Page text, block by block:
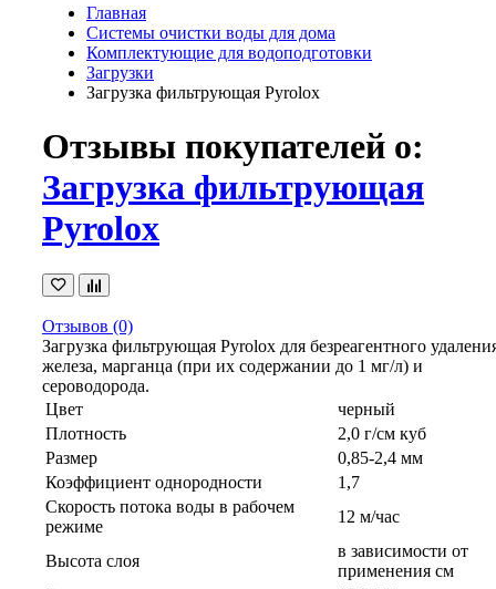
Главная
Системы очистки воды для дома
Комплектующие для водоподготовки
Загрузки
Загрузка фильтрующая Pyrolox
Отзывы покупателей о:
Загрузка фильтрующая
Pyrolox
Отзывов (0)
Загрузка фильтрующая Pyrolox для безреагентного
железа, марганца (при их содержании до 1 мг/л) и
сероводорода.
Цвет
черный
Плотность
2,0 г/см куб
Размер
0,85-2,4 мм
Коэффициент однородности
1,7
Скорость потока воды в рабочем
режиме
12 м/час
Высота слоя
в зависимости от
применения см